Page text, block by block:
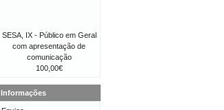
SESA, IX - Público em Geral
com apresentação de
comunicação
100,00€
Informações